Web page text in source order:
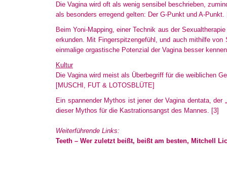
Die Vagina wird oft als wenig sensibel beschrieben,
als besonders erregend gelten: Der G-Punkt und A-Punkt.
Beim Yoni-Mapping, einer Technik aus der
erkunden. Mit Fingerspitzengefühl, und auch mithilfe
einmalige orgastische Potenzial der Vagina besser
Kultur
Die Vagina wird meist als Überbegriff für die weiblichen
[MUSCHI, FUT & LOTOSBLÜTE]
Ein spannender Mythos ist jener der Vagina dentata,
dieser Mythos für die Kastrationsangst des Mannes. [3]
Weiterführende Links:
Teeth – Wer zuletzt beißt, beißt am besten, Mitchell